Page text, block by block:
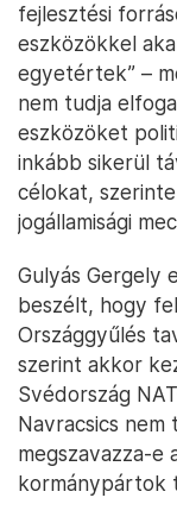
fejlesztési
eszközökkel
egyetértek” –
nem tudja
eszközöket
inkább sikerül
célokat,
jogállamisági
Gulyás Gergely
beszélt, hogy
Országgyűlés
szerint akkor
Svédország
Navracsics nem
megszavazza-e
kormánypártok